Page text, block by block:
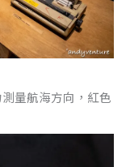
量航海方向，紅色